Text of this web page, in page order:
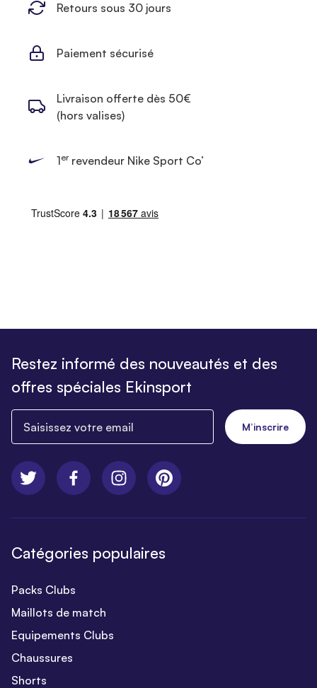
Retours sous 30 jours
Paiement sécurisé
Livraison offerte dès 50€
(hors valises)
1errevendeur Nike Sport Co’
Restez informé des nouveautés et des
offres spéciales Ekinsport
M’inscrire
Catégories populaires
Packs Clubs
Maillots de match
Equipements Clubs
Chaussures
Shorts